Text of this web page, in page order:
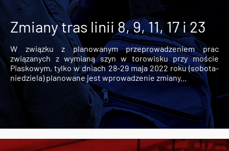
Zmiany tras linii 8, 9, 11, 17 i 23
W związku z planowanym przeprowadzeniem prac
związanych z wymianą szyn w torowisku przy moście
Piaskowym, tylko w dniach 28-29 maja 2022 roku (sobota-
niedziela) planowane jest wprowadzenie zmiany...